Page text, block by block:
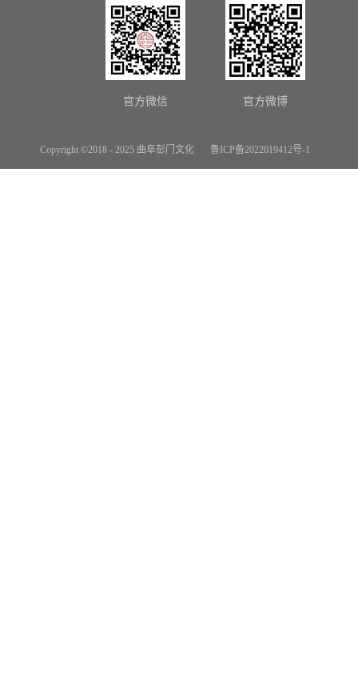
Copyright ©2018 - 2025 曲阜彭门文化 鲁ICP备2022019412号-1
官方微信 官方微博